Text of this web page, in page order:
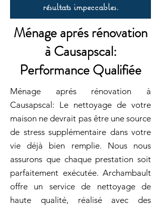
résultats impeccables.
Ménage aprés rénovation
à Causapscal:
Performance Qualifiée
Ménage aprés rénovation à
Causapscal: Le nettoyage de votre
maison ne devrait pas être une source
de stress supplémentaire dans votre
vie déjà bien remplie. Nous nous
assurons que chaque prestation soit
parfaitement exécutée. Archambault
offre un service de nettoyage de
haute qualité, réalisé avec des